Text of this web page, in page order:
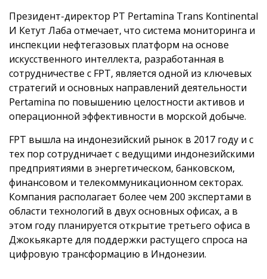
Президент-директор PT Pertamina Trans Kontinental
И Кетут Лаба отмечает, что система мониторинга и
инспекции нефтегазовых платформ на основе
искусственного интеллекта, разработанная в
сотрудничестве с FPT, является одной из ключевых
стратегий и основных направлений деятельности
Pertamina по повышению целостности активов и
операционной эффективности в морской добыче.
FPT вышла на индонезийский рынок в 2017 году и с
тех пор сотрудничает с ведущими индонезийскими
предприятиями в энергетическом, банковском,
финансовом и телекоммуникационном секторах.
Компания располагает более чем 200 экспертами в
области технологий в двух основных офисах, а в
этом году планируется открытие третьего офиса в
Джокьякарте для поддержки растущего спроса на
цифровую трансформацию в Индонезии.